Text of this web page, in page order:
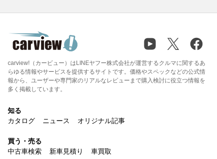
carview!（カービュー）はLINEヤフー株式会社が運営するクルマに関するあ
らゆる情報やサービスを提供するサイトです。価格やスペックなどの公式情
報から、ユーザーや専門家のリアルなレビューまで購入検討に役立つ情報を
多く掲載しています。
知る
カタログ
ニュース オリジナル記事
買う・売る
中古車検索
新車見積り 車買取